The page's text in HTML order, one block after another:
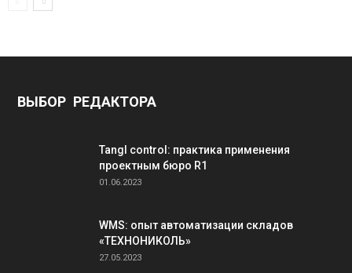
ВЫБОР РЕДАКТОРА
Tangl control: практика применения
проектным бюро R1
01.06.2023
WMS: опыт автоматизации складов
«ТЕХНОНИКОЛЬ»
27.05.2023